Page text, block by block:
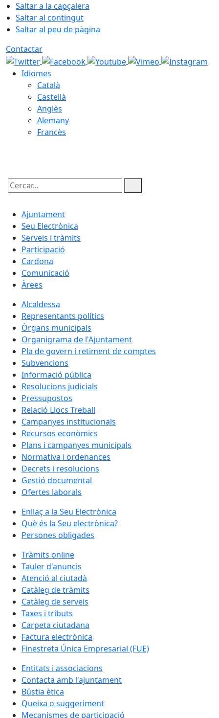
Saltar a la capçalera
Saltar al contingut
Saltar al peu de pàgina
Contactar
Idiomes
Català
Castellà
Anglès
Alemany
Francès
Cercar:
Ajuntament
Seu Electrònica
Serveis i tràmits
Participació
Cardona
Comunicació
Àrees
Alcaldessa
Representants polítics
Òrgans municipals
Organigrama de l'Ajuntament
Pla de govern i retiment de comptes
Subvencions
Informació pública
Resolucions judicials
Pressupostos
Relació Llocs Treball
Campanyes institucionals
Recursos econòmics
Plans i campanyes municipals
Normativa i ordenances
Decrets i resolucions
Gestió documental
Ofertes laborals
Enllaç a la Seu Electrònica
Què és la Seu electrònica?
Persones obligades
Tràmits online
Tauler d'anuncis
Atenció al ciutadà
Catàleg de tràmits
Catàleg de serveis
Taxes i tributs
Carpeta ciutadana
Factura electrònica
Finestreta Única Empresarial (FUE)
Entitats i associacions
Contacta amb l'ajuntament
Bústia ètica
Queixa o suggeriment
Mecanismes de participació